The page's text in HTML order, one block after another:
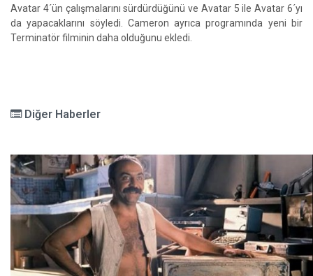
Avatar 4´ün çalışmalarını sürdürdüğünü ve Avatar 5 ile Avatar 6´yı
da yapacaklarını söyledi. Cameron ayrıca programında yeni bir
Terminatör filminin daha olduğunu ekledi.
Diğer Haberler